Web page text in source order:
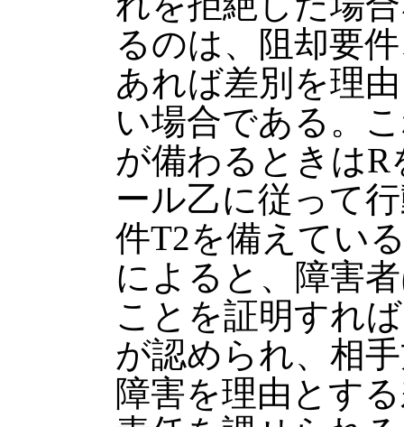
るのは、阻却要
あれば差別を理
い場合である。
が備わるときは
ール乙に従って
件T2を備えてい
によると、障害
ことを証明すれ
が認められ、相
障害を理由とす